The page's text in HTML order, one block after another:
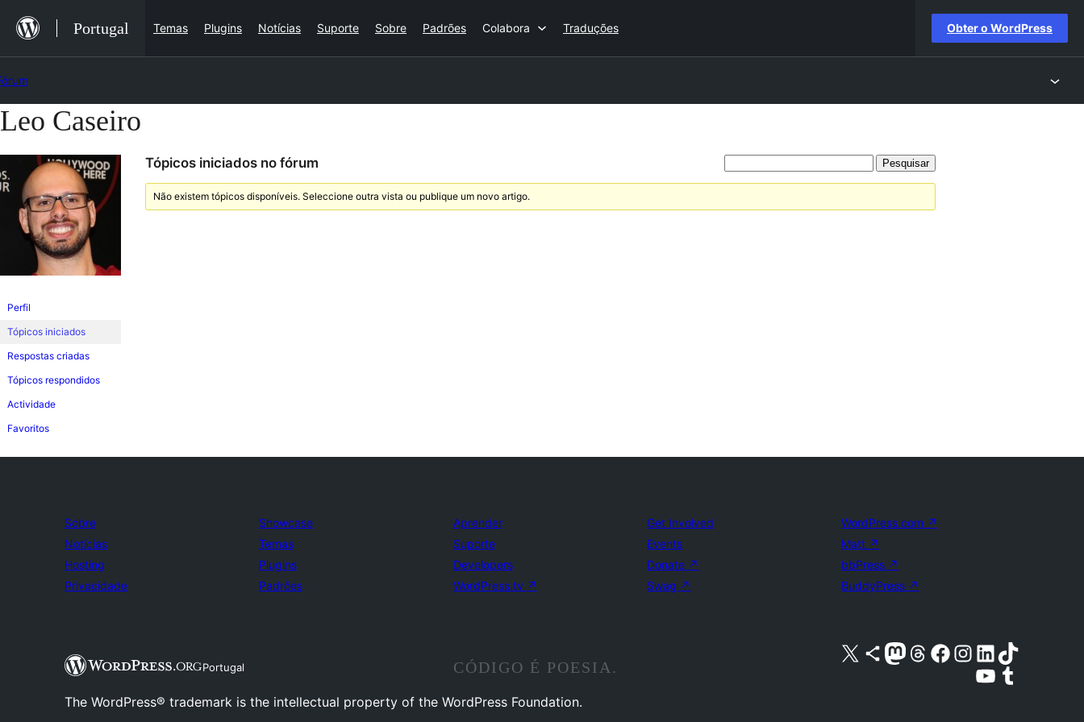
para
o
conteúdo
Portugal Temas Plugins Notícias Suporte Sobre Padrões Colabora Traduções Obter o WordPress
Saltar
conteúdo
Leo Caseiro
Perfil
Tópicos iniciados
Respostas criadas
Tópicos respondidos
Actividade
Favoritos
Tópicos iniciados no fórum
Não existem tópicos disponíveis. Seleccione outra vista ou publique um novo artigo.
Sobre
Notícias
Hosting
Privacidade
Showcase
Temas
Plugins
Padrões
Aprender
Suporte
Developers
WordPress.tv ↗
Get Involved
Events
Donate ↗
Swag ↗
WordPress.com ↗
Matt ↗
bbPress ↗
BuddyPress ↗
Portugal
Visite a nossa conta X (antigo Twitter)
Visit our Bluesky account
Visit our Mastodon account
Visit our Threads account
Visite a nossa página do Facebook
Visite a nossa conta no Instagram
Visite a nossa conta no LinkedIn
Visit our TikTok account
Visit our YouTube channel
Visit our Tumblr account
CÓDIGO É POESIA.
The WordPress® trademark is the intellectual property of the WordPress Foundation.